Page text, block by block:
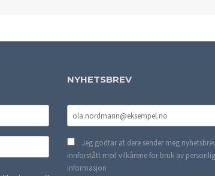
NYHETSBREV
Jeg godtar at dere sender meg
innforstått med vilkårene for bruk av personlig
informasjon